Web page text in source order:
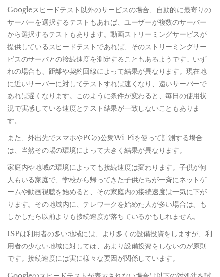
Googleスピードテスト以外のサービスの場合、自動的に最寄りの
サーバーを選択するテストもあれば、ユーザーが複数のサーバー
から選択するテストもあります。動画ストリーミングサービスが
提供しているスピードテストであれば、そのストリーミングサー
ビスのサーバとの接続速度を測定することもあるようです。いず
れの場合も、距離や契約回線によって結果が異なります。現在地
に近いサーバーに対してテストすれば速くなり、遠いサーバーで
あれば遅くなります。このように条件が変わると、毎日の使用状
況で実感している速度とテスト結果が一致しないこともありま
す。
また、外出先でスマホやPCの公衆Wi-Fiを使って計測する場合
は、当然その場の環境によって大きく結果が異なります。
家庭内や地域の環境によっても接続速度は変わります。子供が何
人もいる家庭で、学校から帰ってきた子供たちが一斉にネットゲ
ームや動画視聴を始めると、その家庭内の接続速度は一気に下が
ります。その地域内に、テレワークを始めた人が多い場合は、も
しかしたら以前よりも接続速度が落ちているかもしれません。
ISPは利用者の多い地域には、より多くの設備投資をしますが、利
用者の少ない地域に対しては、あまり設備投資をしないのが原則
です。接続速度には実に様々な要因が関係しています。